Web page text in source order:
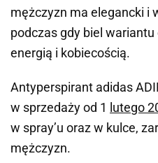
mężczyzn ma elegancki i
podczas gdy biel
energią i kobiecością.
Antyperspirant adidas
w sprzedaży od 1 lutego
w spray’u oraz w kulce,
mężczyzn.